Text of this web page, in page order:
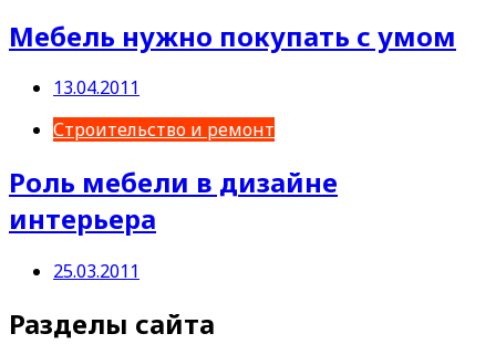
Мебель нужно покупать с умом
13.04.2011
Строительство и ремонт
Роль мебели в дизайне
интерьера
25.03.2011
Разделы сайта